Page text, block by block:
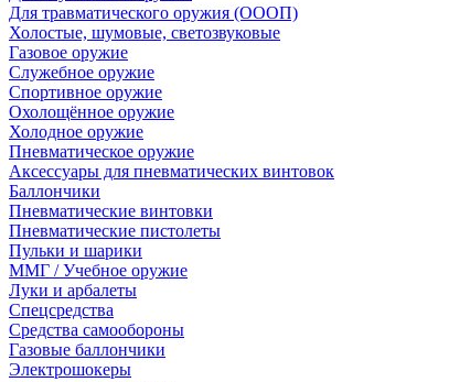
Для травматического оружия (ОООП)
Холостые, шумовые, светозвуковые
Газовое оружие
Служебное оружие
Спортивное оружие
Охолощённое оружие
Холодное оружие
Пневматическое оружие
Аксессуары для пневматических винтовок
Баллончики
Пневматические винтовки
Пневматические пистолеты
Пульки и шарики
ММГ / Учебное оружие
Луки и арбалеты
Спецсредства
Средства самообороны
Газовые баллончики
Электрошокеры